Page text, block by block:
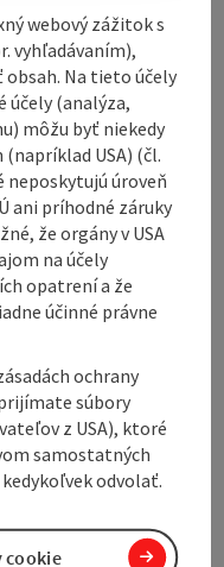
webový zážitok s
vyhľadávaním),
Na tieto účely
účely (analýza,
môžu byť niekedy
USA) (čl.
neposkytujú úroveň
ani príhodné záruky
že orgány v USA
na účely
opatrení a že
účinné právne
ochrany
súbory
z USA), ktoré
samostatných
odvolať.
cookie